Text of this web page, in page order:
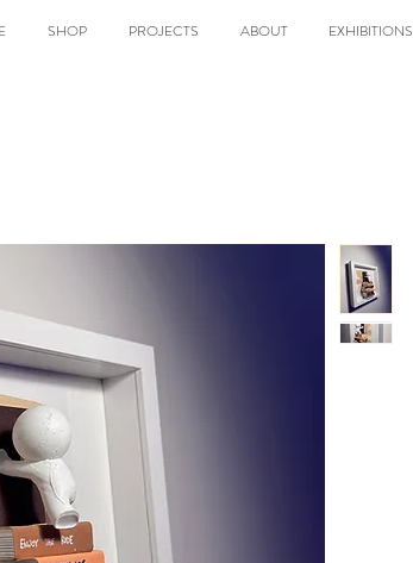
SHOP PROJECTS ABOUT EXHIBITIONS